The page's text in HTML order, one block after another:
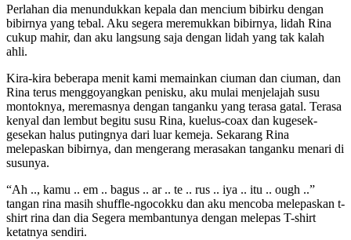
Perlahan dia menundukkan kepala dan mencium bibirku dengan
bibirnya yang tebal. Aku segera meremukkan bibirnya, lidah Rina
cukup mahir, dan aku langsung saja dengan lidah yang tak kalah
ahli.
Kira-kira beberapa menit kami memainkan ciuman dan ciuman, dan
Rina terus menggoyangkan penisku, aku mulai menjelajah susu
montoknya, meremasnya dengan tanganku yang terasa gatal. Terasa
kenyal dan lembut begitu susu Rina, kuelus-coax dan kugesek-
gesekan halus putingnya dari luar kemeja. Sekarang Rina
melepaskan bibirnya, dan mengerang merasakan tanganku menari di
susunya.
“Ah .., kamu .. em .. bagus .. ar .. te .. rus .. iya .. itu .. ough ..”
tangan rina masih shuffle-ngocokku dan aku mencoba melepaskan t-
shirt rina dan dia Segera membantunya dengan melepas T-shirt
ketatnya sendiri.